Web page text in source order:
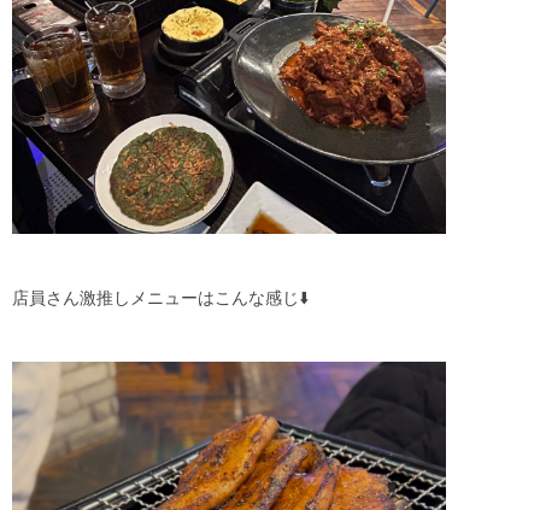
店員さん激推しメニューはこんな感じ⬇️